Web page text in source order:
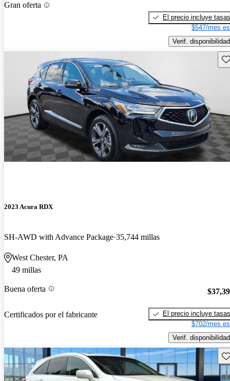
Gran oferta
El precio incluye tasas
$547/mes
Verif. disponibilidad
2023 Acura RDX
SH-AWD with Advance Package 35,744 millas
West Chester, PA
49 millas
Buena oferta
Certificados por el fabricante
El precio incluye tasas
$702/mes
Verif. disponibilidad